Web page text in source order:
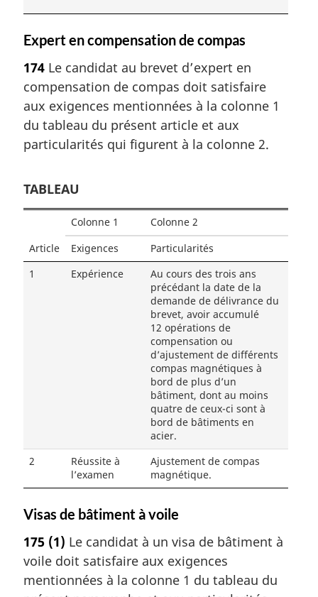
Expert en compensation de compas
174 Le candidat au brevet d’expert en
compensation de compas doit satisfaire
aux exigences mentionnées à la colonne 1
du tableau du présent article et aux
particularités qui figurent à la colonne 2.
TABLEAU
Article
Colonne 1 Colonne 2
Exigences
Particularités
1
Expérience
Au cours des trois ans
précédant la date de la
demande de délivrance du
brevet, avoir accumulé
12 opérations de
compensation ou
d’ajustement de différents
compas magnétiques à
bord de plus d’un
bâtiment, dont au moins
quatre de ceux-ci sont à
bord de bâtiments en
acier.
2
Réussite à
l’examen
Ajustement de compas
magnétique.
Visas de bâtiment à voile
175 (1) Le candidat à un visa de bâtiment à
voile doit satisfaire aux exigences
mentionnées à la colonne 1 du tableau du